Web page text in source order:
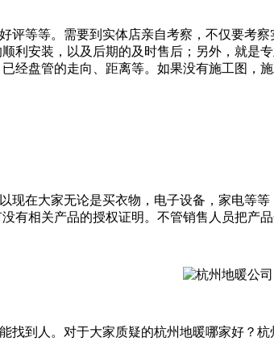
等等。需要到实体店亲自考察，不仅要考
利安装，以及后期的及时售后；另外，就
经盘管的走向、距离等。如果没有施工图，
在大家无论是买衣物，电子设备，家电等
有相关产品的授权证明。不管销售人员把产
到人。对于大家质疑的杭州地暖哪家好？